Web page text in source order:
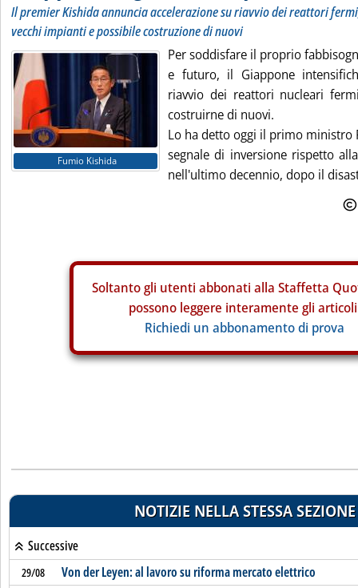
Il premier Kishida annuncia accelerazione su riavvio dei reattori
vecchi impianti e possibile costruzione di nuovi
Fumio Kishida
Per soddisfare il proprio
e futuro, il Giappone
riavvio dei reattori nucleari
costruirne di nuovi.
Lo ha detto oggi il primo ministro
segnale di inversione rispetto
nell'ultimo decennio, dopo il
Soltanto gli utenti abbonati alla Staffetta
possono leggere interamente gli
Richiedi un abbonamento di prova
NOTIZIE NELLA STESSA SEZIONE
Successive
29/08 Von der Leyen: al lavoro su riforma mercato elettrico